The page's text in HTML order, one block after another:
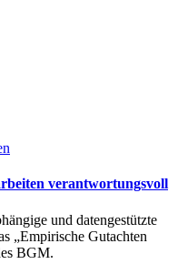
verantwortungsvoll
und datengestützte
„Empirische Gutachten
BGM.